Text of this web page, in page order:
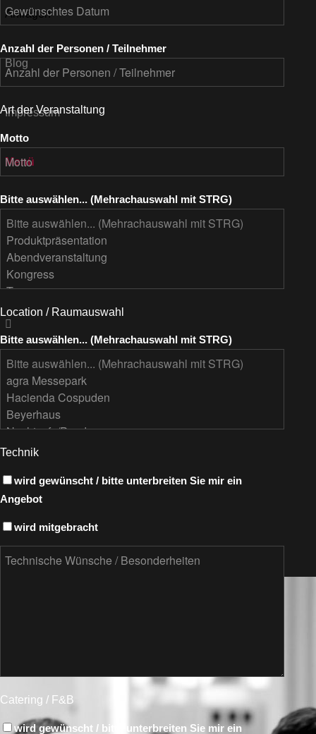
Anfragen
Blog
Impressum
Menü
Anzahl der Personen / Teilnehmer
Art der Veranstaltung
Motto
Bitte auswählen... (Mehrachauswahl mit STRG)
Location / Raumauswahl
Bitte auswählen... (Mehrachauswahl mit STRG)
Technik
wird gewünscht / bitte unterbreiten Sie mir ein
Angebot
wird mitgebracht
Catering / F&B
wird gewünscht / bitte unterbreiten Sie mir ein